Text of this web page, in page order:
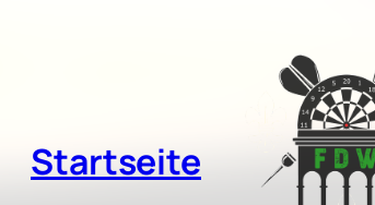
Startseite